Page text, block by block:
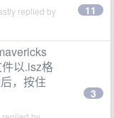
replied by 11
以.isz格
，按住
3